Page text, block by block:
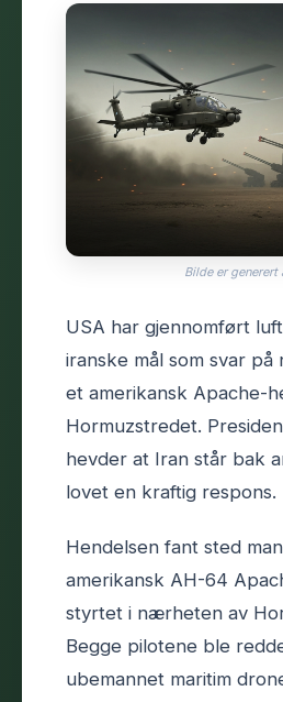
Bilde er generert
USA har gjennomført
iranske mål som svar på
et amerikansk Apache-
Hormuzstredet.
hevder at Iran står bak
lovet en kraftig respons.
Hendelsen fant sted
amerikansk AH-64
styrtet i nærheten av
Begge pilotene ble
ubemannet maritim